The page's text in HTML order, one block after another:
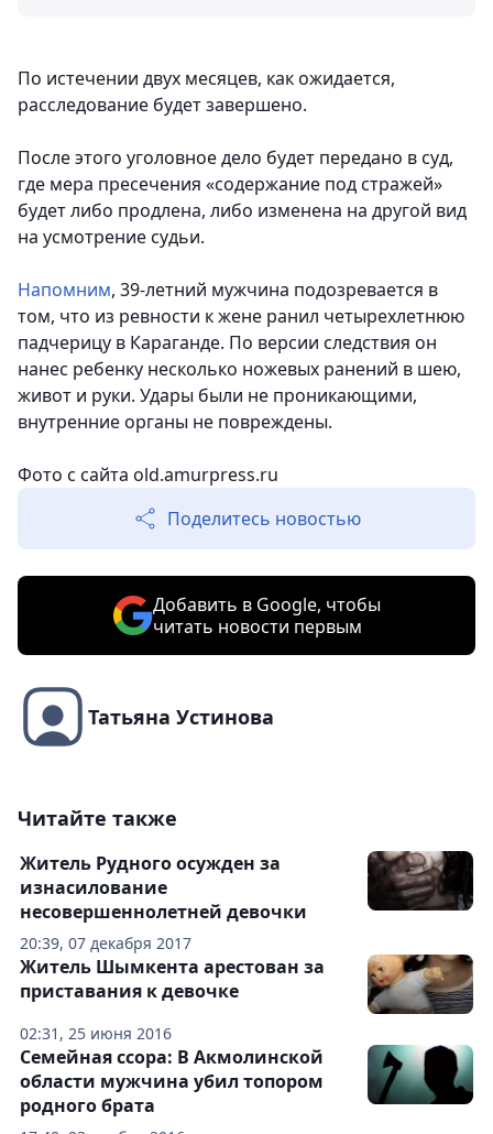
По истечении двух месяцев, как ожидается,
расследование будет завершено.
После этого уголовное дело будет передано в суд,
где мера пресечения «содержание под стражей»
будет либо продлена, либо изменена на другой вид
на усмотрение судьи.
Напомним, 39-летний мужчина подозревается в
том, что из ревности к жене ранил четырехлетнюю
падчерицу в Караганде. По версии следствия он
нанес ребенку несколько ножевых ранений в шею,
живот и руки. Удары были не проникающими,
внутренние органы не повреждены.
Фото с сайта old.amurpress.ru
Поделитесь новостью
Добавить в Google, чтобы
читать новости первым
Татьяна Устинова
Читайте также
20:39, 07 декабря 2017
Житель Рудного осужден за
изнасилование
несовершеннолетней девочки
02:31, 25 июня 2016
Житель Шымкента арестован за
приставания к девочке
Семейная ссора: В Акмолинской
области мужчина убил топором
родного брата